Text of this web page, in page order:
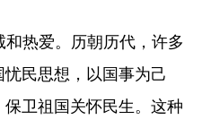
热爱。历朝历代，许多
民思想，以国事为己
卫祖国关怀民生。这种